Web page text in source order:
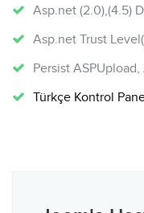
Asp.net (2.0),(4.5)
Asp.net Trust
Persist ASPUpload,
Türkçe Kontrol